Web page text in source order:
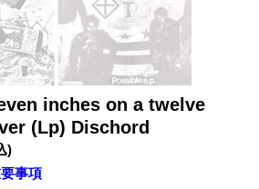
inches on a twelve
(Lp) Dischord
)
事項